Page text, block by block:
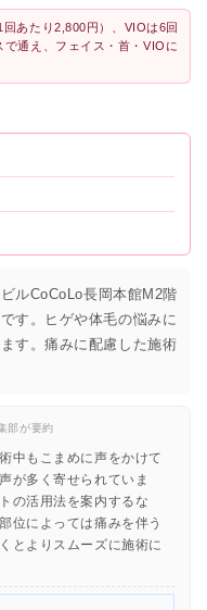
あたり2,800円）、VIOは6回
通え、フェイス・首・VIOに
ルCoCoLo長岡本館M2階
す。ヒゲや体毛の悩みに
す。痛みに配慮した施術
部が要約
中もこまめに声をかけて
が多く寄せられていま
の活用法を案内するな
位によっては痛みを伴う
とよりスムーズに施術に